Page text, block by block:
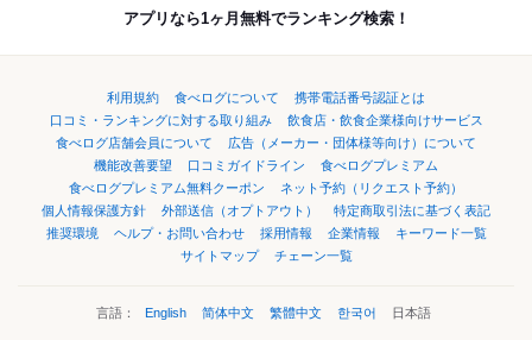
アプリなら1ヶ月無料でランキング検索！
利用規約 食べログについて
携帯電話番号認証とは
口コミ・ランキングに対する取り組み
飲食店・飲食企業様向けサービス
食べログ店舗会員について
広告（メーカー・団体様等向け）について
機能改善要望
口コミガイドライン
食べログプレミアム
食べログプレミアム無料クーポン
ネット予約（リクエスト予約）
個人情報保護方針
外部送信（オプトアウト）
特定商取引法に基づく表記
推奨環境
ヘルプ・お問い合わせ 採用情報 企業情報
キーワード一覧
サイトマップ
チェーン一覧
言語： English 简体中文 繁體中文 한국어 日本語